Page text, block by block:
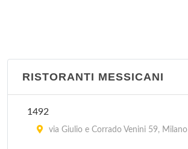
viale Tibaldi 1, Milano
RISTORANTI MESSICANI
1492
via Giulio e Corrado Venini 59, Milano